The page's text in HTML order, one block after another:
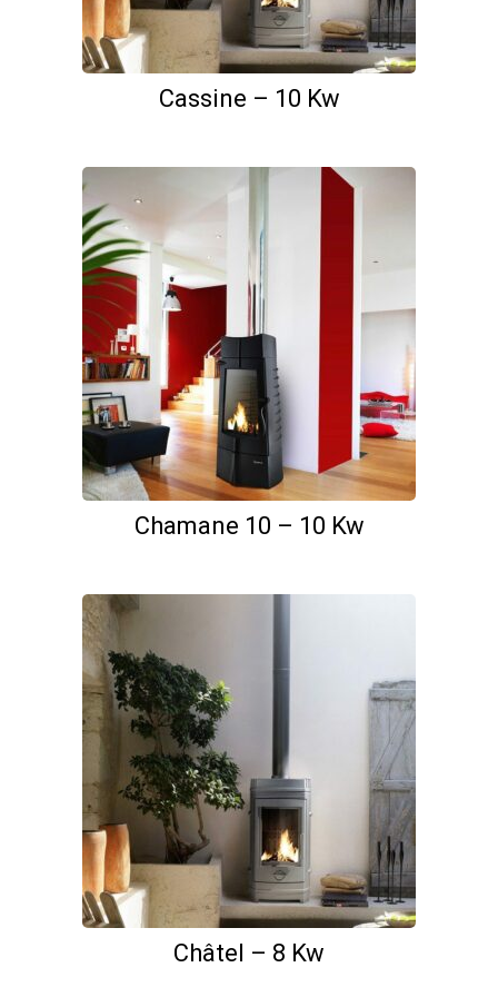
page
du
produit
Cassine – 10 Kw
Chamane 10 – 10 Kw
Châtel – 8 Kw